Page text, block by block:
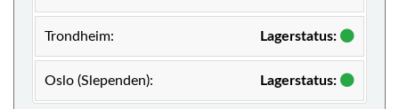
Trondheim: Lagerstatus:
Oslo (Slependen): Lagerstatus: